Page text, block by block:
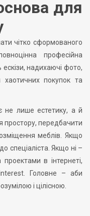
для
чітко сформованого
професійна
ескізи, надихаючі фото,
хаотичних покупок та
не лише естетику, а й
простору, передбачити
меблів. Якщо
спеціаліста. Якщо ні –
в інтернеті,
Головне – аби
і цілісною.